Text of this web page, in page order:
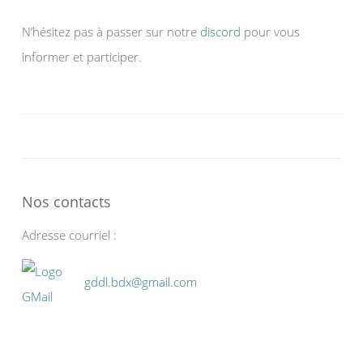
N’hésitez pas à passer sur notre discord pour vous
informer et participer.
Nos contacts
Adresse courriel :
gddl.bdx@gmail.com